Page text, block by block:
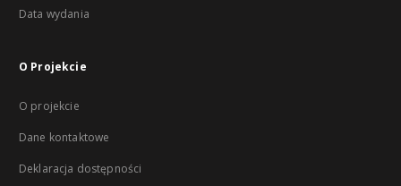
Data wydania
O Projekcie
O projekcie
Dane kontaktowe
Deklaracja dostępności